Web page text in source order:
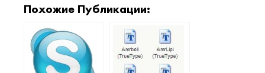
Похожие Публикации: